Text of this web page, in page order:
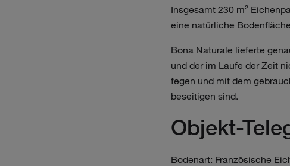
Insgesamt 230 m²
eine natürliche
Bona Naturale lieferte
und der im Laufe der Zeit
fegen und mit dem
beseitigen sind.
Objekt-
Bodenart: Französische